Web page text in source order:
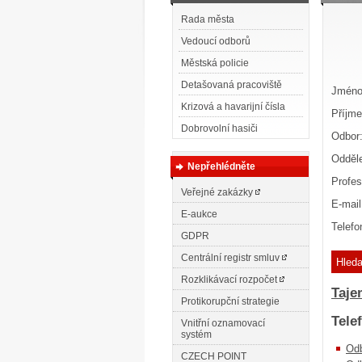
Rada města
Vedoucí odborů
Městská policie
Detašovaná pracoviště
Krizová a havarijní čísla
Dobrovolní hasiči
Nepřehlédněte
Veřejné zakázky
E-aukce
GDPR
Centrální registr smluv
Rozklikávací rozpočet
Protikorupční strategie
Vnitřní oznamovací
systém
CZECH POINT
E-